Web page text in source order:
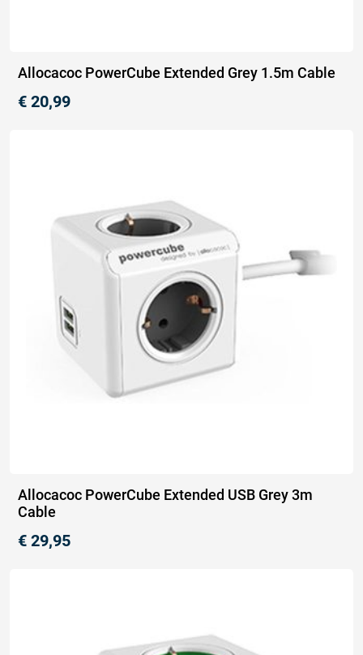
Allocacoc PowerCube Extended Grey 1.5m Cable
€ 20,99
Allocacoc PowerCube Extended USB Grey 3m
Cable
€ 29,95